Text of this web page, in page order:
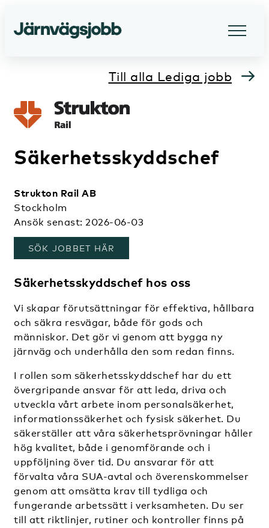
Till alla Lediga jobb
Säkerhetsskyddschef
Strukton Rail AB
Stockholm
Ansök senast: 2026-06-03
SÖK JOBBET HÄR
, ÖPPNAS I ETT NYTT FÖNSTER
Säkerhetsskyddschef hos oss
Vi skapar förutsättningar för effektiva, hållbara
och säkra resvägar, både för gods och
människor. Det gör vi genom att bygga ny
järnväg och underhålla den som redan finns.
I rollen som säkerhetsskyddschef har du ett
övergripande ansvar för att leda, driva och
utveckla vårt arbete inom personalsäkerhet,
informationssäkerhet och fysisk säkerhet. Du
säkerställer att våra säkerhetsprövningar håller
hög kvalitet, både i genomförande och i
uppföljning över tid. Du ansvarar för att
förvalta våra SUA-avtal och överenskommelser
genom att omsätta krav till tydliga och
fungerande arbetssätt i verksamheten. Du ser
till att riktlinjer, rutiner och kontroller finns på